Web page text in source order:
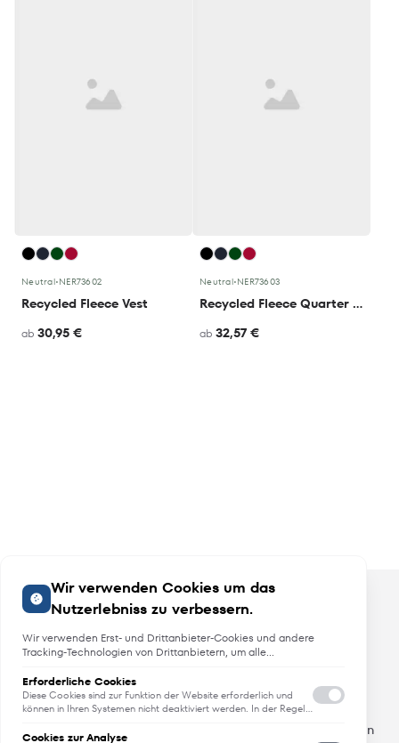
Neutral•NER73602
Recycled Fleece Vest
ab 30,95 €
Neutral•NER73603
Recycled Fleece Quarter Zip
ab 32,57 €
Wir verwenden Cookies um das
Nutzerlebniss zu verbessern.
Wir verwenden Erst- und Drittanbieter-Cookies und andere
Tracking-Technologien von Drittanbietern, um alle
Sie anzupassen, Analysen durchzuführen und personalisierte
Werbung über unsere Websites, Apps und Newsletter im
Internet und über Social-Media-Plattformen bereitzustellen. Zu
Browsing-Verhalten und zum verwendeten Gerät.
Erforderliche Cookies
Diese Cookies sind zur Funktion der Website erforderlich und
können in Ihren Systemen nicht deaktiviert werden. In der Regel
Aktionen gesetzt, die einer Dienstanforderung entsprechen, wie
Cookies zur Analyse
Angebote, Neuheiten und Trends
Erfahren Sie als erstes von Neuheiten, Trends und aktuellen